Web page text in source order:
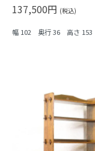
スプレイ 陳列棚
137,500円 (税込)
幅 102 奥行 36 高さ 153